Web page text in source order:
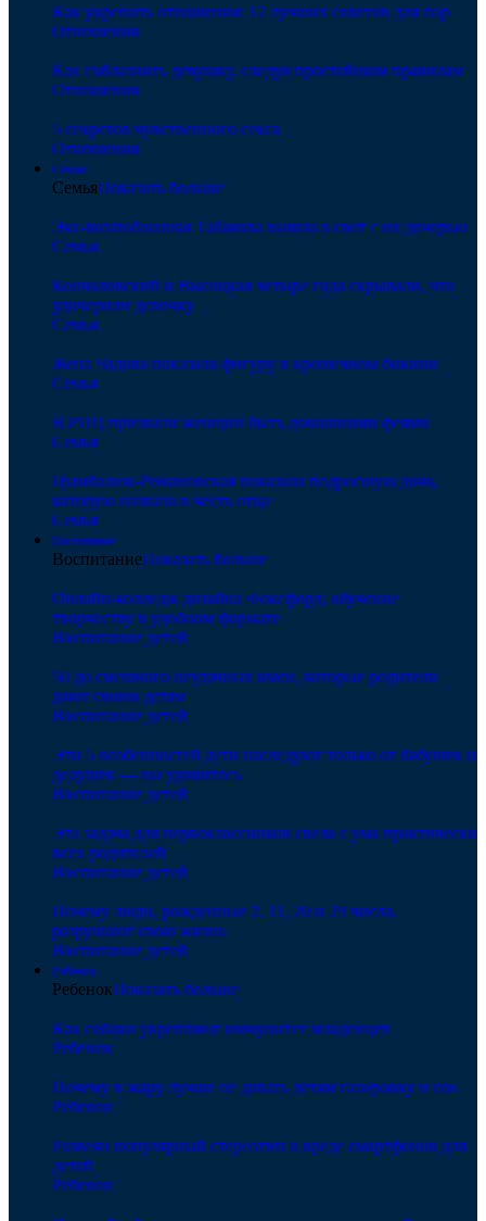
Как укрепить отношения: 12 лучших советов для пар
Отношения
Как соблазнить девушку, следуя простейшим правилам
Отношения
5 секретов чувственного секса
Отношения
Семья
СемьяПоказать больше
Экс-возлюбленная Табакова вышла в свет с их дочерью
Семья
Кончаловский и Высоцкая четыре года скрывали, что
удочерили девочку
Семья
Жена Чадова показала фигуру в крошечном бикини
Семья
В РПЦ призвали женщин быть домашними феями
Семья
Цымбалюк-Романовская показала подросшую дочь,
которую назвала в честь отца
Семья
Воспитание
ВоспитаниеПоказать больше
Онлайн-колледж дизайна Фоксфорд: обучение
творчеству в удобном формате
Воспитание детей
50 до смешного неудачных имен, которые родители
дают своим детям
Воспитание детей
Эти 5 особенностей дети наследуют только от бабушек и
дедушек — вы удивитесь
Воспитание детей
Эта задача для первоклассников свела с ума практически
всех родителей
Воспитание детей
Почему люди, рожденные 2, 11, 20 и 29 числа,
разрушают свою жизнь
Воспитание детей
Ребенок
РебенокПоказать больше
Как собаки укрепляют иммунитет младенцев
Ребенок
Почему в жару лучше не давать детям газировку и сок
Ребенок
Развеян популярный стереотип о вреде смартфонов для
детей
Ребенок